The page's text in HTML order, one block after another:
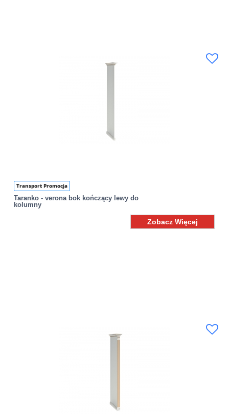
Transport Promocja
Taranko - verona bok kończący lewy do
kolumny
Zobacz Więcej